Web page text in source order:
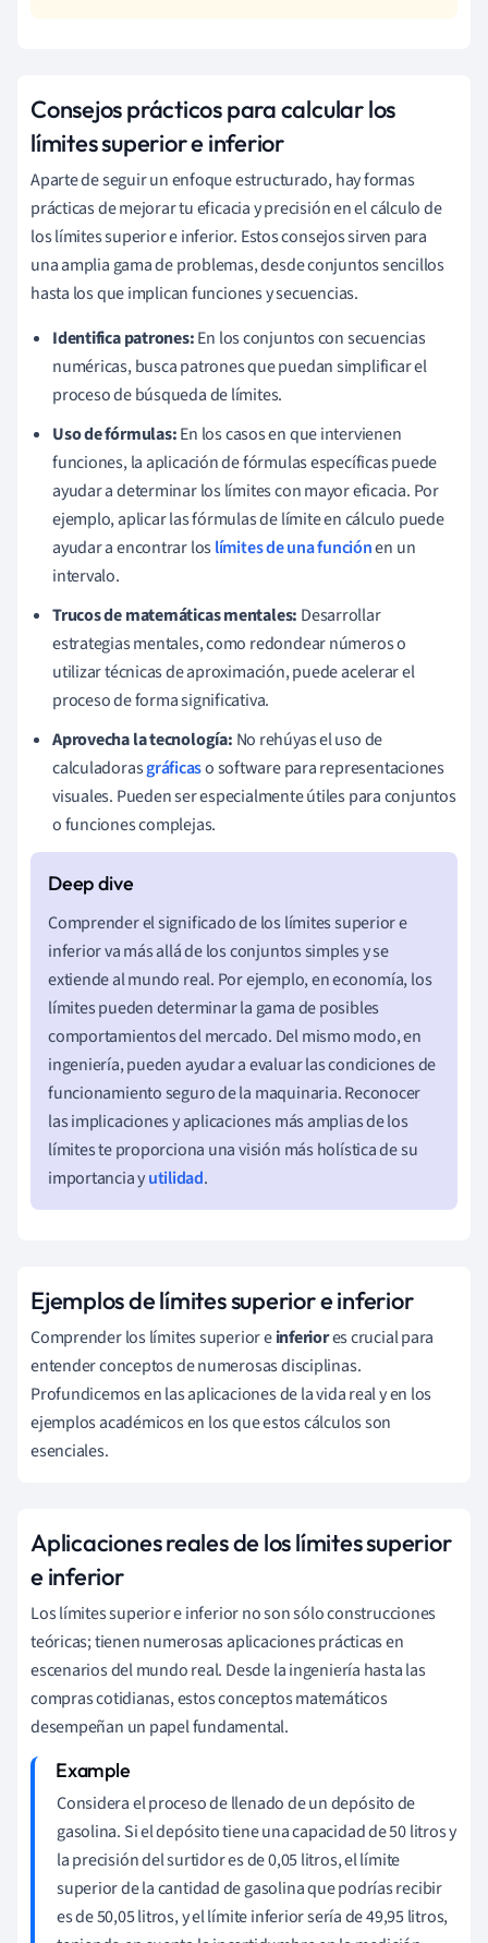
Consejos prácticos para calcular los
límites superior e inferior
Aparte de seguir un enfoque estructurado, hay formas
prácticas de mejorar tu eficacia y precisión en el cálculo de
los límites superior e inferior. Estos consejos sirven para
una amplia gama de problemas, desde conjuntos sencillos
hasta los que implican funciones y secuencias.
Identifica patrones:En los conjuntos con secuencias
numéricas, busca patrones que puedan simplificar el
proceso de búsqueda de límites.
Uso de fórmulas:En los casos en que intervienen
funciones, la aplicación de fórmulas específicas puede
ayudar a determinar los límites con mayor eficacia. Por
ejemplo, aplicar las fórmulas de límite en cálculo puede
ayudar a encontrar loslímites de una funciónen un
intervalo.
Trucos de matemáticas mentales: Desarrollar
estrategias mentales, como redondear números o
utilizar técnicas de aproximación, puede acelerar el
proceso de forma significativa.
Aprovecha la tecnología: No rehúyas el uso de
calculadorasgráficaso software para representaciones
visuales. Pueden ser especialmente útiles para conjuntos
o funciones complejas.
Comprender el significado de los límites superior e
inferior va más allá de los conjuntos simples y se
extiende al mundo real. Por ejemplo, en economía, los
límites pueden determinar la gama de posibles
comportamientos del mercado. Del mismo modo, en
ingeniería, pueden ayudar a evaluar las condiciones de
funcionamiento seguro de la maquinaria. Reconocer
las implicaciones y aplicaciones más amplias de los
límites te proporciona una visión más holística de su
importancia yutilidad.
Ejemplos de límites superior e inferior
Comprender los límites superior einferiores crucial para
entender conceptos de numerosas disciplinas.
Profundicemos en las aplicaciones de la vida real y en los
ejemplos académicos en los que estos cálculos son
esenciales.
Aplicaciones reales de los límites superior
e inferior
Los límites superior e inferior no son sólo construcciones
teóricas; tienen numerosas aplicaciones prácticas en
escenarios del mundo real. Desde la ingeniería hasta las
compras cotidianas, estos conceptos matemáticos
desempeñan un papel fundamental.
Considera el proceso de llenado de un depósito de
gasolina. Si el depósito tiene una capacidad de 50 litros y
la precisión del surtidor es de 0,05 litros, el límite
superior de la cantidad de gasolina que podrías recibir
es de 50,05 litros, y el límite inferior sería de 49,95 litros,